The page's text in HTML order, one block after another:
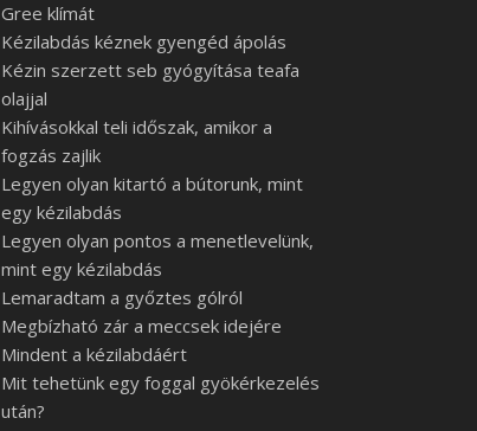
Gree klímát
Kézilabdás kéznek gyengéd ápolás
Kézin szerzett seb gyógyítása teafa
olajjal
Kihívásokkal teli időszak, amikor a
fogzás zajlik
Legyen olyan kitartó a bútorunk, mint
egy kézilabdás
Legyen olyan pontos a menetlevelünk,
mint egy kézilabdás
Lemaradtam a győztes gólról
Megbízható zár a meccsek idejére
Mindent a kézilabdáért
Mit tehetünk egy foggal gyökérkezelés
után?